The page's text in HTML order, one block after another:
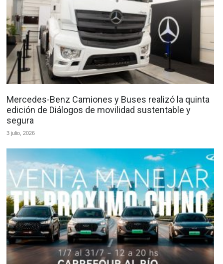
Mercedes-Benz Camiones y Buses realizó la quinta
edición de Diálogos de movilidad sustentable y
segura
3 julio, 2026